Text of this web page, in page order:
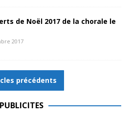
de Noël 2017 de la chorale le
2017
précédents
PUBLICITES